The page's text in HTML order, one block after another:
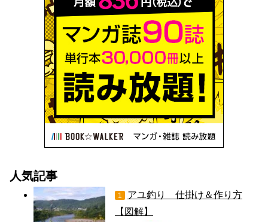
人気記事
1
アユ釣り 仕掛け＆作り方
【図解】